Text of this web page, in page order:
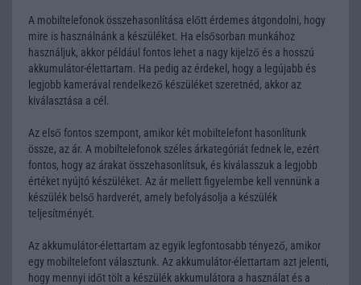
A mobiltelefonok összehasonlítása előtt érdemes átgondolni, hogy
mire is használnánk a készüléket. Ha elsősorban munkához
használjuk, akkor például fontos lehet a nagy kijelző és a hosszú
akkumulátor-élettartam. Ha pedig az érdekel, hogy a legújabb és
legjobb kamerával rendelkező készüléket szeretnéd, akkor az
kiválasztása a cél.
Az első fontos szempont, amikor két mobiltelefont hasonlítunk
össze, az ár. A mobiltelefonok széles árkategóriát fednek le, ezért
fontos, hogy az árakat összehasonlítsuk, és kiválasszuk a legjobb
értéket nyújtó készüléket. Az ár mellett figyelembe kell vennünk a
készülék belső hardverét, amely befolyásolja a készülék
teljesítményét.
Az akkumulátor-élettartam az egyik legfontosabb tényező, amikor
egy mobiltelefont választunk. Az akkumulátor-élettartam azt jelenti,
hogy mennyi időt tölt a készülék akkumulátora a használat és a